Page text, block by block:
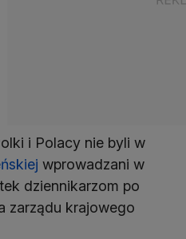
i Polacy nie byli w
wprowadzani w
dziennikarzom po
zarządu krajowego